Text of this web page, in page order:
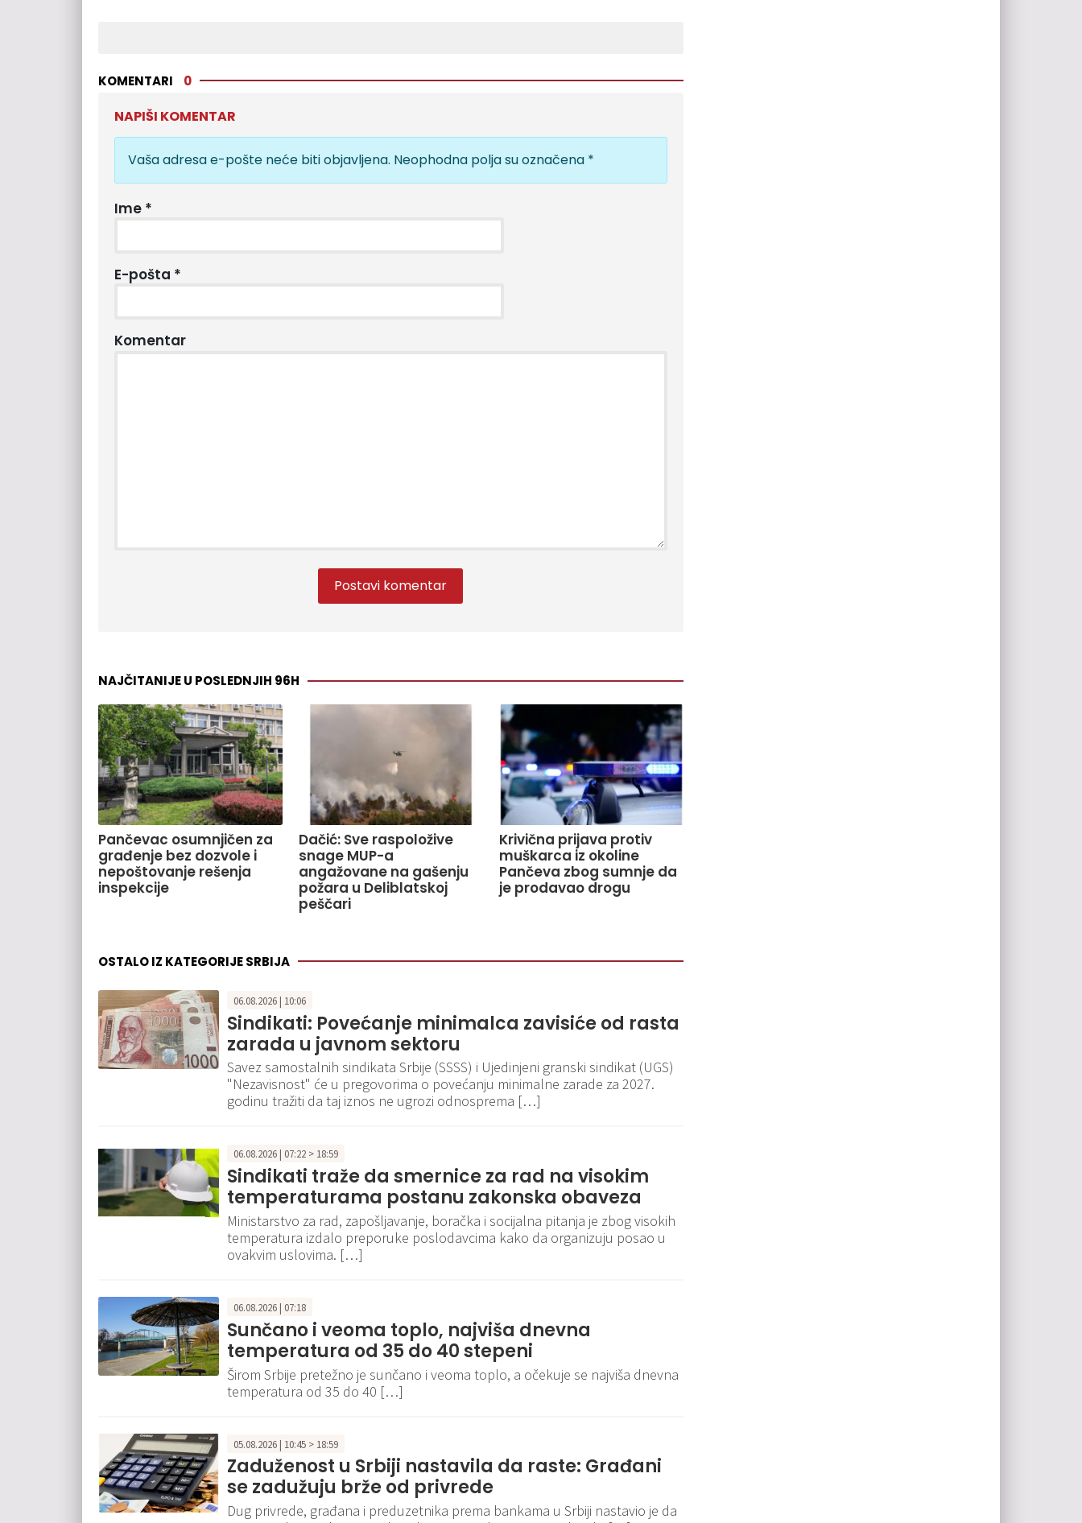
KOMENTARI 0
NAPIŠI KOMENTAR
Vaša adresa e-pošte neće biti objavljena. Neophodna polja su označena *
Ime *
E-pošta *
Komentar
NAJČITANIJE U POSLEDNJIH 96H
Pančevac osumnjičen za
građenje bez dozvole i
nepoštovanje rešenja
inspekcije
Dačić: Sve raspoložive
snage MUP-a
angažovane na gašenju
požara u Deliblatskoj
peščari
Krivična prijava protiv
muškarca iz okoline
Pančeva zbog sumnje da
je prodavao drogu
OSTALO IZ KATEGORIJE SRBIJA
06.08.2026 | 10:06
Sindikati: Povećanje minimalca zavisiće od rasta
zarada u javnom sektoru
Savez samostalnih sindikata Srbije (SSSS) i Ujedinjeni granski sindikat (UGS)
"Nezavisnost" će u pregovorima o povećanju minimalne zarade za 2027.
godinu tražiti da taj iznos ne ugrozi odnosprema […]
06.08.2026 | 07:22 > 18:59
Sindikati traže da smernice za rad na visokim
temperaturama postanu zakonska obaveza
Ministarstvo za rad, zapošljavanje, boračka i socijalna pitanja je zbog visokih
temperatura izdalo preporuke poslodavcima kako da organizuju posao u
ovakvim uslovima. […]
06.08.2026 | 07:18
Sunčano i veoma toplo, najviša dnevna
temperatura od 35 do 40 stepeni
Širom Srbije pretežno je sunčano i veoma toplo, a očekuje se najviša dnevna
temperatura od 35 do 40 […]
05.08.2026 | 10:45 > 18:59
Zaduženost u Srbiji nastavila da raste: Građani
se zadužuju brže od privrede
Dug privrede, građana i preduzetnika prema bankama u Srbiji nastavio je da